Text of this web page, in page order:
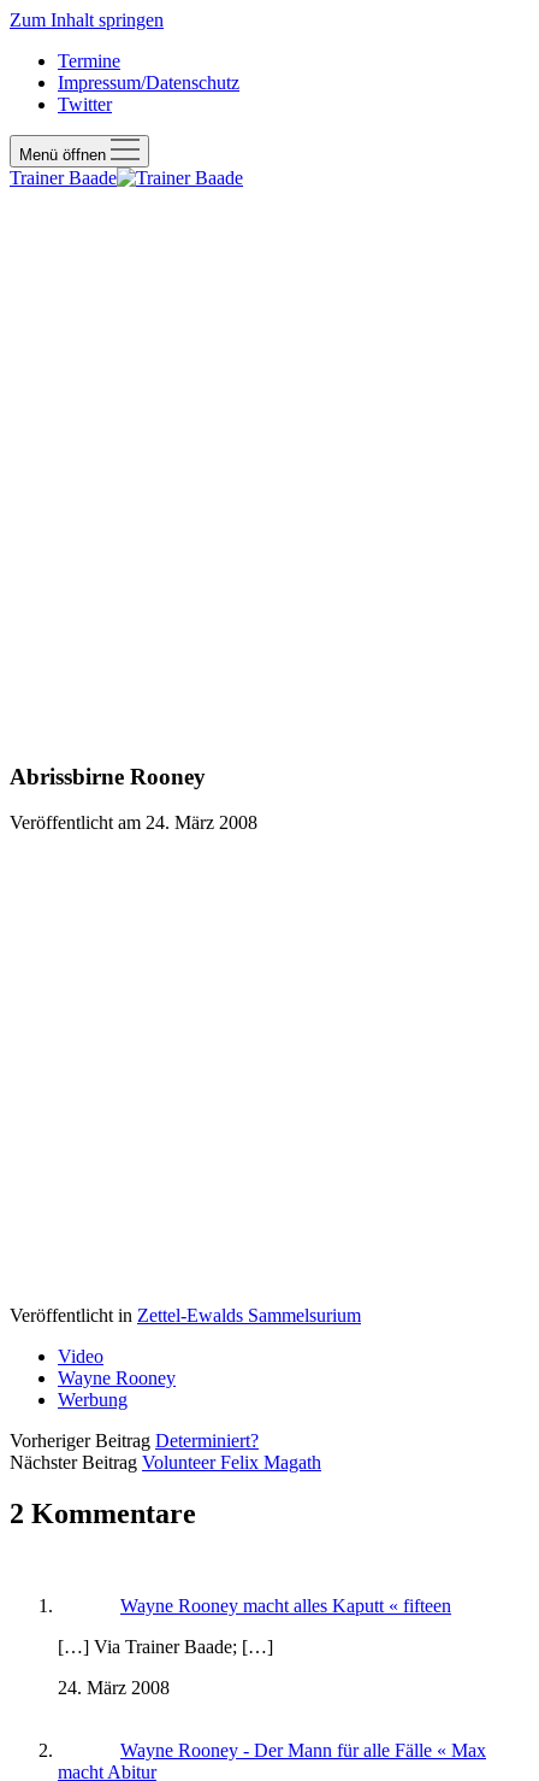
Zum Inhalt springen
Termine
Impressum/Datenschutz
Twitter
Menü öffnen
Trainer Baade
Abrissbirne Rooney
Veröffentlicht am 24. März 2008
Veröffentlicht in Zettel-Ewalds Sammelsurium
Video
Wayne Rooney
Werbung
Vorheriger Beitrag Determiniert?
Nächster Beitrag Volunteer Felix Magath
2 Kommentare
Wayne Rooney macht alles Kaputt « fifteen
[…] Via Trainer Baade; […]
24. März 2008
Wayne Rooney - Der Mann für alle Fälle « Max
macht Abitur